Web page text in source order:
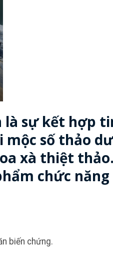
là sự kết hợp
mộc số thảo
xà thiệt
chức
biến chứng.